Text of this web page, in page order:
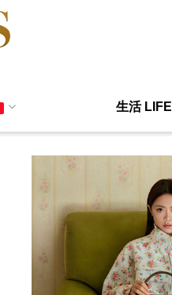
生活 LIFE